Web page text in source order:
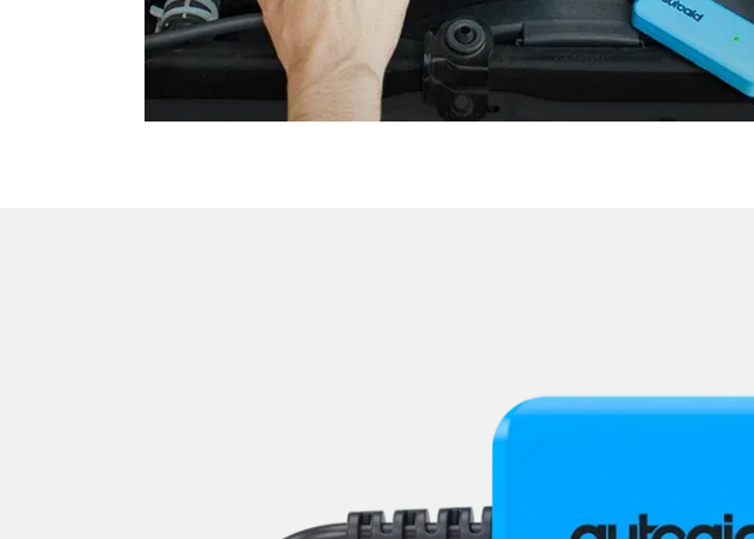
Motorsteuerung (EMS)
Navigationssystem
Niveauregulierung
Oben-, Hinten-, Seitenkamera (TRSVC)
Sitzelektronik Beifahrer
Sitzheizung